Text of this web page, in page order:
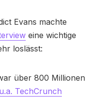
Evans machte
eine wichtige
loslässt:
über 800 Millionen
u.a. TechCrunch